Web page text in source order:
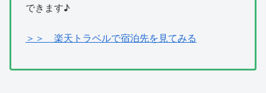
できます♪
＞＞ 楽天トラベルで宿泊先を見てみる